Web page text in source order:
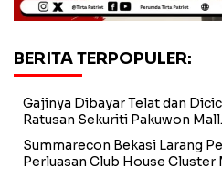
BERITA TERPOPULER:
Gajinya Dibayar Telat dan
Ratusan Sekuriti Pakuwon
Summarecon Bekasi Larang
Perluasan Club House Cluster